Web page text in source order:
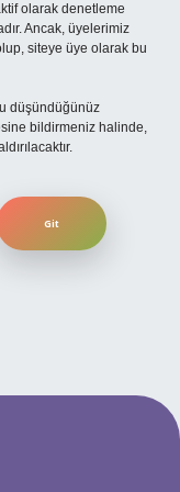
olarak denetleme
Ancak, üyelerimiz
siteye üye olarak bu
düşündüğünüz
bildirmeniz halinde,